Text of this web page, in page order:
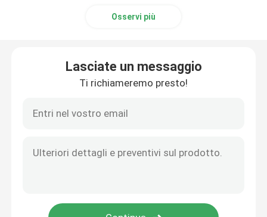
Osservi più
Lasciate un messaggio
Ti richiameremo presto!